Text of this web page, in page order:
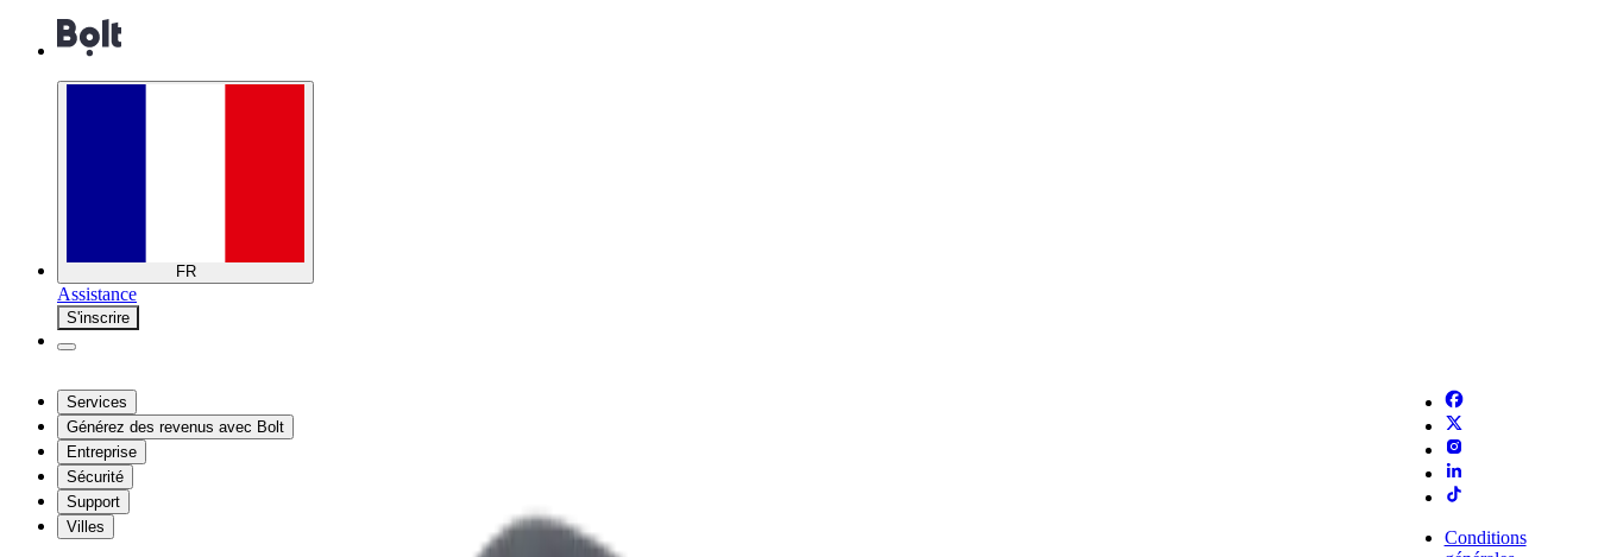
FR
Assistance
S'inscrire
Services
Générez des revenus avec Bolt
Entreprise
Sécurité
Support
Villes
Conditions